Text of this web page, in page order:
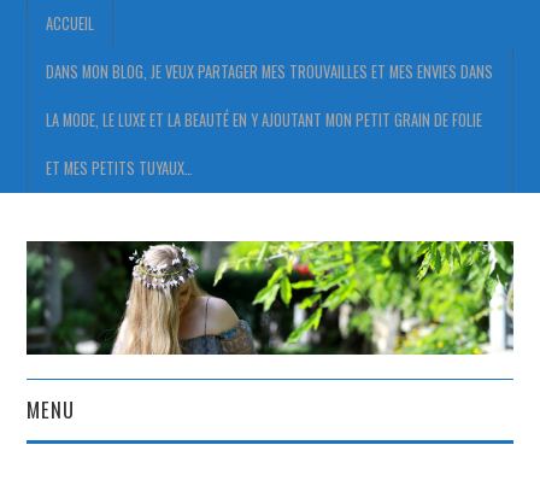
ACCUEIL
DANS MON BLOG, JE VEUX PARTAGER MES TROUVAILLES ET MES ENVIES DANS
LA MODE, LE LUXE ET LA BEAUTÉ EN Y AJOUTANT MON PETIT GRAIN DE FOLIE
ET MES PETITS TUYAUX…
MENU